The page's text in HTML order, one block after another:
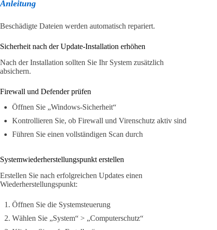
Anleitung
Beschädigte Dateien werden automatisch repariert.
Sicherheit nach der Update-Installation erhöhen
Nach der Installation sollten Sie Ihr System zusätzlich
absichern.
Firewall und Defender prüfen
Öffnen Sie „Windows-Sicherheit“
Kontrollieren Sie, ob Firewall und Virenschutz aktiv sind
Führen Sie einen vollständigen Scan durch
Systemwiederherstellungspunkt erstellen
Erstellen Sie nach erfolgreichen Updates einen
Wiederherstellungspunkt:
Öffnen Sie die Systemsteuerung
Wählen Sie „System“ > „Computerschutz“